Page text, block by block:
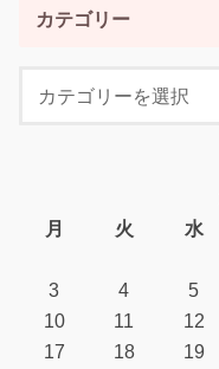
カテゴリー
月
火 水
3
4 5
10
11 12
17
18 19